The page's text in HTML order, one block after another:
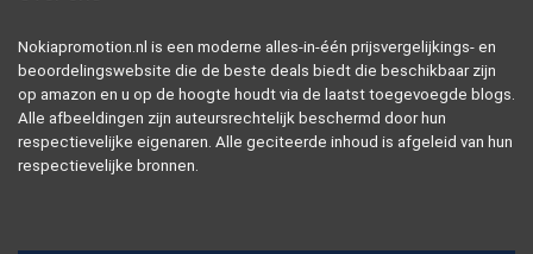
Nokiapromotion.nl is een moderne alles-in-één prijsvergelijkings- en
beoordelingswebsite die de beste deals biedt die beschikbaar zijn
op amazon en u op de hoogte houdt via de laatst toegevoegde blogs.
Alle afbeeldingen zijn auteursrechtelijk beschermd door hun
respectievelijke eigenaren. Alle geciteerde inhoud is afgeleid van hun
respectievelijke bronnen.